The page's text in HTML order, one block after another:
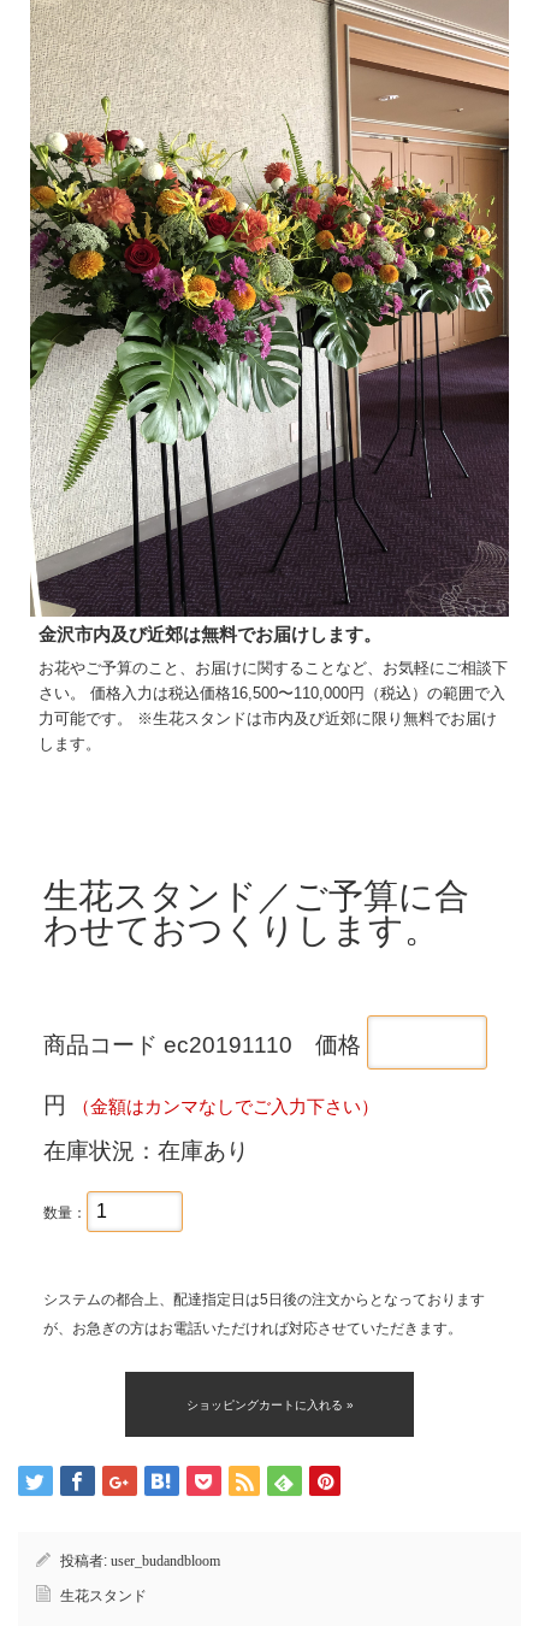
金沢市内及び近郊は無料でお届けします。
お花やご予算のこと、お届けに関することなど、お気軽にご相談下
さい。 価格入力は税込価格16,500〜110,000円（税込）の範囲で入
力可能です。 ※生花スタンドは市内及び近郊に限り無料でお届け
します。
生花スタンド／ご予算に合
わせておつくりします。
商品コード ec20191110 価格
円 （金額はカンマなしでご入力下さい）
在庫状況：在庫あり
数量：
システムの都合上、配達指定日は5日後の注文からとなっております
が、お急ぎの方はお電話いただければ対応させていただきます。
投稿者: user_budandbloom
生花スタンド